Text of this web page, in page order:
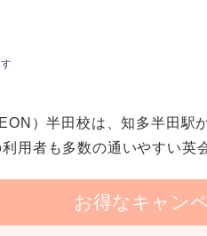
）半田校は、知多半田駅
用者も多数の通いやすい英
お得なキャン